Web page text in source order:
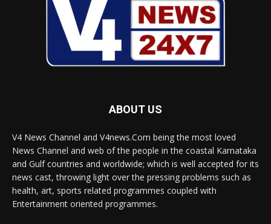
ABOUT US
V4 News Channel and V4news.Com being the most loved
News Channel and web of the people in the coastal Karnataka
and Gulf countries and worldwide; which is well accepted for its
news cast, throwing light over the pressing problems such as
health, art, sports related programmes coupled with
Entertainment oriented programmes.